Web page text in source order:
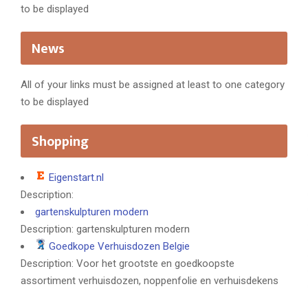
to be displayed
News
All of your links must be assigned at least to one category
to be displayed
Shopping
Eigenstart.nl
Description:
gartenskulpturen modern
Description: gartenskulpturen modern
Goedkope Verhuisdozen Belgie
Description: Voor het grootste en goedkoopste
assortiment verhuisdozen, noppenfolie en verhuisdekens